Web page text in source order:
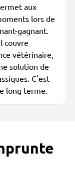
aux
lors de
gagnant.
couvre
vétérinaire,
solution de
C'est
long terme.